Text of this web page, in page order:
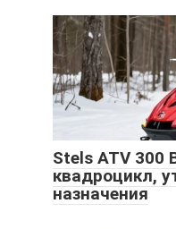
Stels ATV 300
квадроцикл,
назначения